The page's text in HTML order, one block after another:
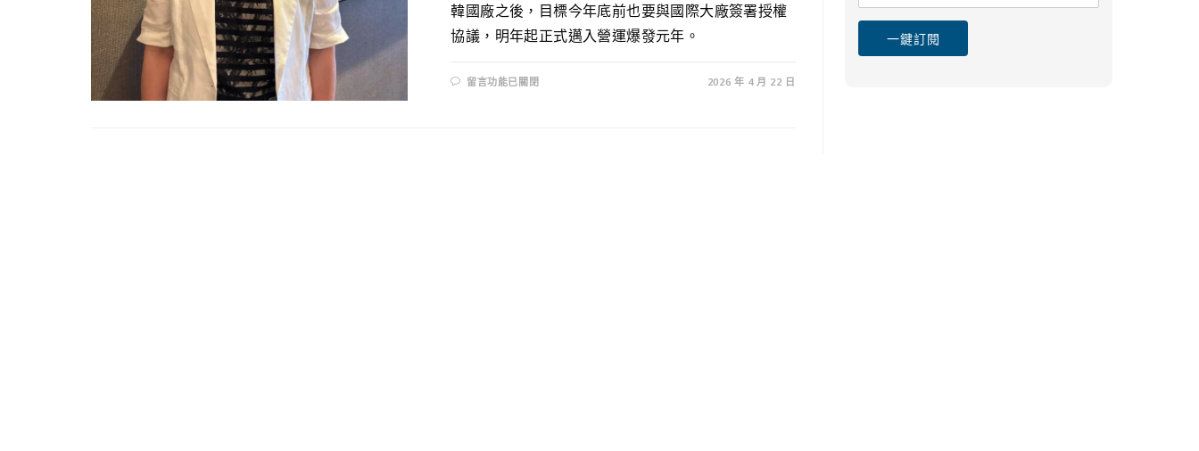
韓國廠之後，目標今年底前也要與國際大廠簽署授權
協議，明年起正式邁入營運爆發元年。
留言功能已關閉 2026 年 4 月 22 日
一鍵訂閱